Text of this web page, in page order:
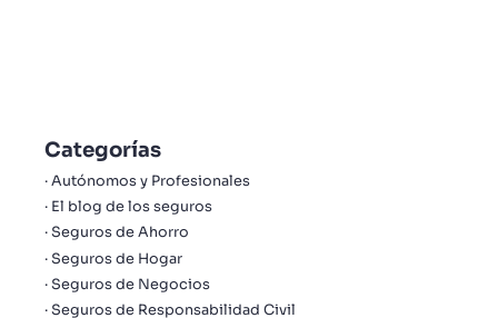
Categorías
Autónomos y Profesionales
El blog de los seguros
Seguros de Ahorro
Seguros de Hogar
Seguros de Negocios
Seguros de Responsabilidad Civil